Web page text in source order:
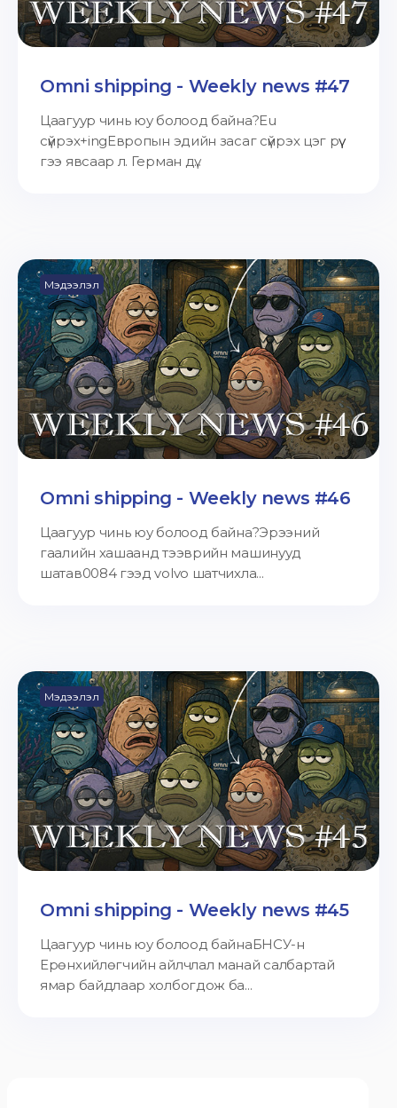
Omni shipping - Weekly news #47
Цаагуур чинь юу болоод байна?Eu
сүйрэх+ingЕвропын эдийн засаг сүйрэх цэг рүү
гээ явсаар л. Герман дү...
Мэдээлэл
Omni shipping - Weekly news #46
Цаагуур чинь юу болоод байна?Эрээний
гаалийн хашаанд тээврийн машинууд
шатав0084 гээд volvo шатчихла...
Мэдээлэл
Omni shipping - Weekly news #45
Цаагуур чинь юу болоод байнаБНСУ-н
Ерөнхийлөгчийн айлчлал манай салбартай
ямар байдлаар холбогдож ба...